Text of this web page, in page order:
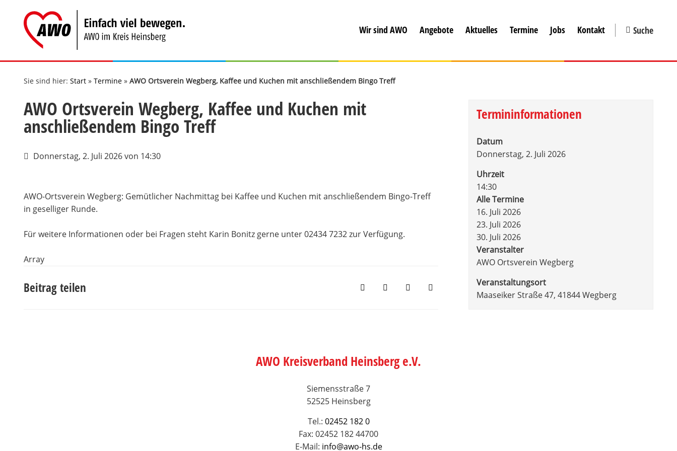
springen
Suche
Wir sind AWO Angebote Aktuelles Termine Jobs Kontakt
Sie sind hier: Start » Termine » AWO Ortsverein Wegberg, Kaffee und Kuchen mit anschließendem Bingo Treff
AWO Ortsverein Wegberg, Kaffee und Kuchen mit
anschließendem Bingo Treff
Donnerstag, 2. Juli 2026von 14:30
AWO-Ortsverein Wegberg: Gemütlicher Nachmittag bei Kaffee und Kuchen mit anschließendem Bingo-Treff
in geselliger Runde.
Für weitere Informationen oder bei Fragen steht Karin Bonitz gerne unter 02434 7232 zur Verfügung.
Array
Beitrag teilen
Termininformationen
Datum
Donnerstag, 2. Juli 2026
Uhrzeit
14:30
Alle Termine
16. Juli 2026
23. Juli 2026
30. Juli 2026
Veranstalter
AWO Ortsverein Wegberg
Veranstaltungsort
Maaseiker Straße 47, 41844 Wegberg
AWO Kreisverband Heinsberg e.V.
Siemensstraße 7
52525 Heinsberg
Tel.: 02452 182 0
Fax: 02452 182 44700
E-Mail: info@awo-hs.de